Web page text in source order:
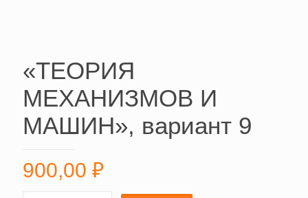
«ТЕОРИЯ
МЕХАНИЗМОВ И
МАШИН», вариант 9
900,00 ₽